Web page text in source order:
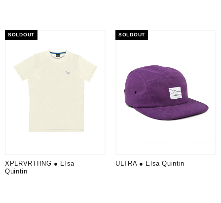
SOLDOUT
XPLRVRTHNG ● Elsa
Quintin
SOLDOUT
ULTRA ● Elsa Quintin